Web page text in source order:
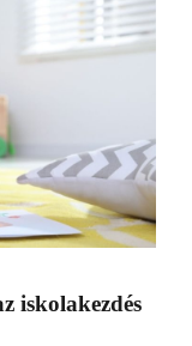
iskolakezdés